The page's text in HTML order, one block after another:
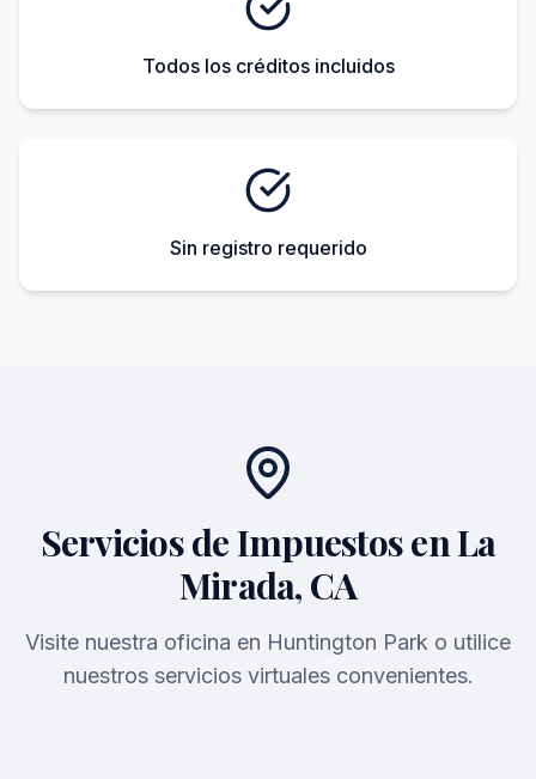
Todos los créditos incluidos
Sin registro requerido
Servicios de Impuestos en La
Mirada, CA
Visite nuestra oficina en Huntington Park o utilice
nuestros servicios virtuales convenientes.